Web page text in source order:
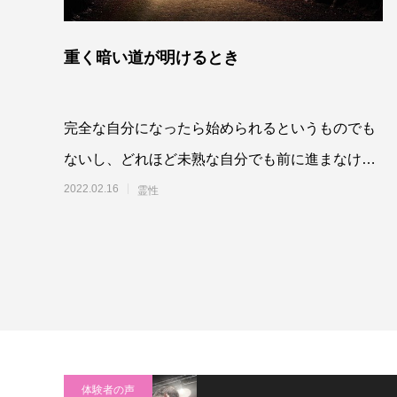
重く暗い道が明けるとき
完全な自分になったら始められるというものでも
ないし、どれほど未熟な自分でも前に進まなけれ
ばいけないときがあります。未熟な自分でぶつか
2022.02.16 霊性
体験者の声